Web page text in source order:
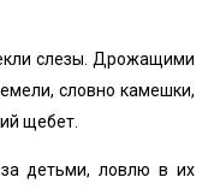
слезы. Дрожащими
словно камешки,
щебет.
детьми, ловлю в их